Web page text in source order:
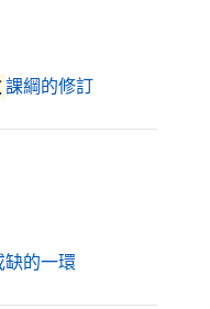
課綱的修訂（另開新視窗
缺的一環（另開新視窗）